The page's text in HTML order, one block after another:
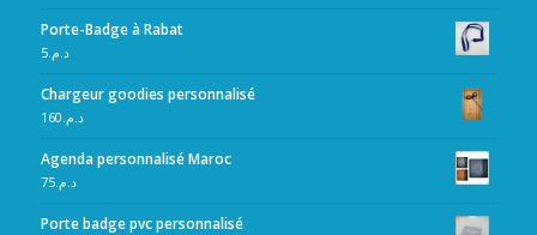
Porte-Badge à Rabat
د.م.5
Chargeur goodies personnalisé
د.م. 160
Agenda personnalisé Maroc
د.م.75
Porte badge pvc personnalisé